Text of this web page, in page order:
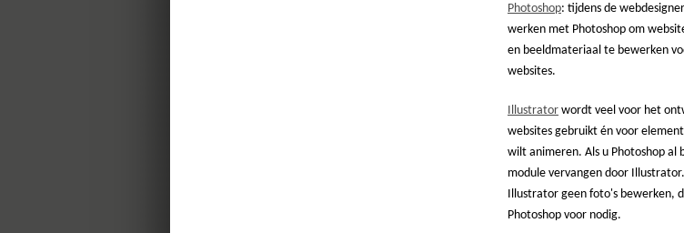
Photoshop: tijdens de
werken met Photoshop om
en beeldmateriaal te bewerken
websites.
Illustrator wordt veel voor het
websites gebruikt én voor
wilt animeren. Als u Photoshop al
module vervangen door
Illustrator geen foto's bewerken,
Photoshop voor nodig.